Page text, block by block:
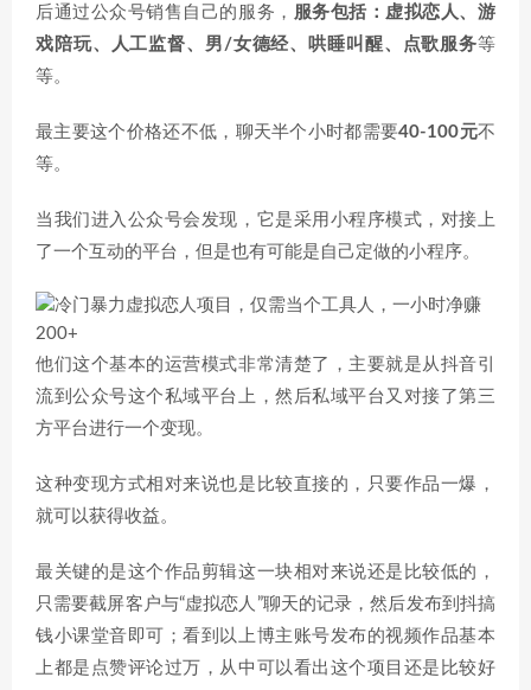
后通过公众号销售自己的服务， 服务包括：虚拟恋人、游
戏陪玩、人工监督、男/女德经、哄睡叫醒、点歌服务等
等。
最主要这个价格还不低，聊天半个小时都需要40-100元不
等。
当我们进入公众号会发现，它是采用小程序模式，对接上
了一个互动的平台，但是也有可能是自己定做的小程序。
他们这个基本的运营模式非常清楚了，主要就是从抖音引
流到公众号这个私域平台上，然后私域平台又对接了第三
方平台进行一个变现。
这种变现方式相对来说也是比较直接的，只要作品一爆，
就可以获得收益。
最关键的是这个作品剪辑这一块相对来说还是比较低的，
只需要截屏客户与“虚拟恋人”聊天的记录，然后发布到抖搞
钱小课堂音即可；看到以上博主账号发布的视频作品基本
上都是点赞评论过万，从中可以看出这个项目还是比较好